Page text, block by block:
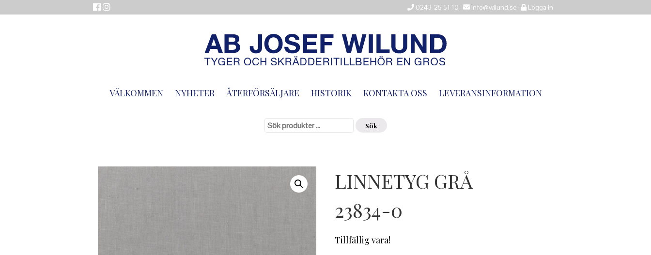
0243-25 51 10 info@wilund.se Logga in
VÄLKOMMEN NYHETER ÅTERFÖRSÄLJARE HISTORIK KONTAKTA OSS
LEVERANSINFORMATION
efter:
Sök
LINNETYG GRÅ
23834-0
Tillfällig vara!